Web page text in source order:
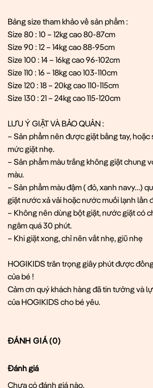
Bảng size tham khảo về sản phẩm :
Size 80 : 10 – 12kg cao 80-87cm
Size 90 : 12 – 14kg cao 88-95cm
Size 100 : 14 – 16kg cao 96-102cm
Size 110 : 16 – 18kg cao 103-110cm
Size 120 : 18 – 20kg cao 110-115cm
Size 130 : 21 – 24kg cao 115-120cm
LƯU Ý GIẶT VÀ BẢO QUẢN :
– Sản phẩm nên được giặt bằng tay,
mức giặt nhẹ.
– Sản phẩm màu trắng không giặt chung
màu.
– Sản phẩm màu đậm ( đỏ, xanh navy…)
giặt nước xả vải hoặc nước muối lạnh lần
– Không nên dùng bột giặt, nước giặt có
ngâm quá 30 phút.
– Khi giặt xong, chỉ nên vắt nhẹ, giũ nhẹ
HOGIKIDS trân trọng giây phút được
của bé !
Cảm ơn quý khách hàng đã tin tưởng và
của HOGIKIDS cho bé yêu.
ĐÁNH GIÁ (0)
Đánh giá
Chưa có đánh giá nào.